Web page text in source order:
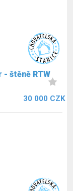
štěně RTW
30 000 CZK